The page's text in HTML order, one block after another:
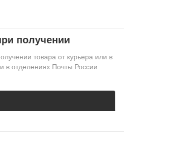
получении
товара от курьера или в
в отделениях Почты России